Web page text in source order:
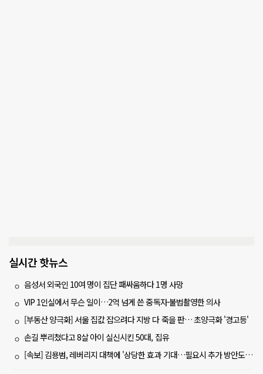
실시간 핫뉴스
음성서 외국인 10여 명이 집단 패싸움하다 1명 사망
VIP 1인실에서 무슨 일이…2억 넘게 쓴 중독자·불법촬영한 의사
[부동산 양극화] 서울 집값 잡으려다 지방 다 죽을 판… 초양극화 '경고등'
손길 뿌리쳤다고 8살 아이 실신시킨 50대, 집유
[속보] 김용범, 레버리지 대책에 '상당한 효과 기대…필요시 추가 방안도 검토'